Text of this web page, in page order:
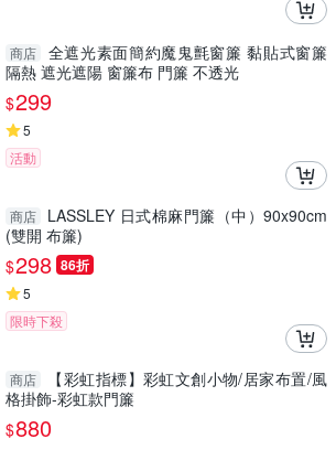
商店
全遮光素面簡約魔鬼氈窗簾 黏貼式窗簾
隔熱 遮光遮陽 窗簾布 門簾 不透光
$299
5
活動
商店
LASSLEY 日式棉麻門簾（中）90x90cm
(雙開 布簾)
$298 86折
5
限時下殺
商店
【彩虹指標】彩虹文創小物/居家布置/風
格掛飾-彩虹款門簾
$880